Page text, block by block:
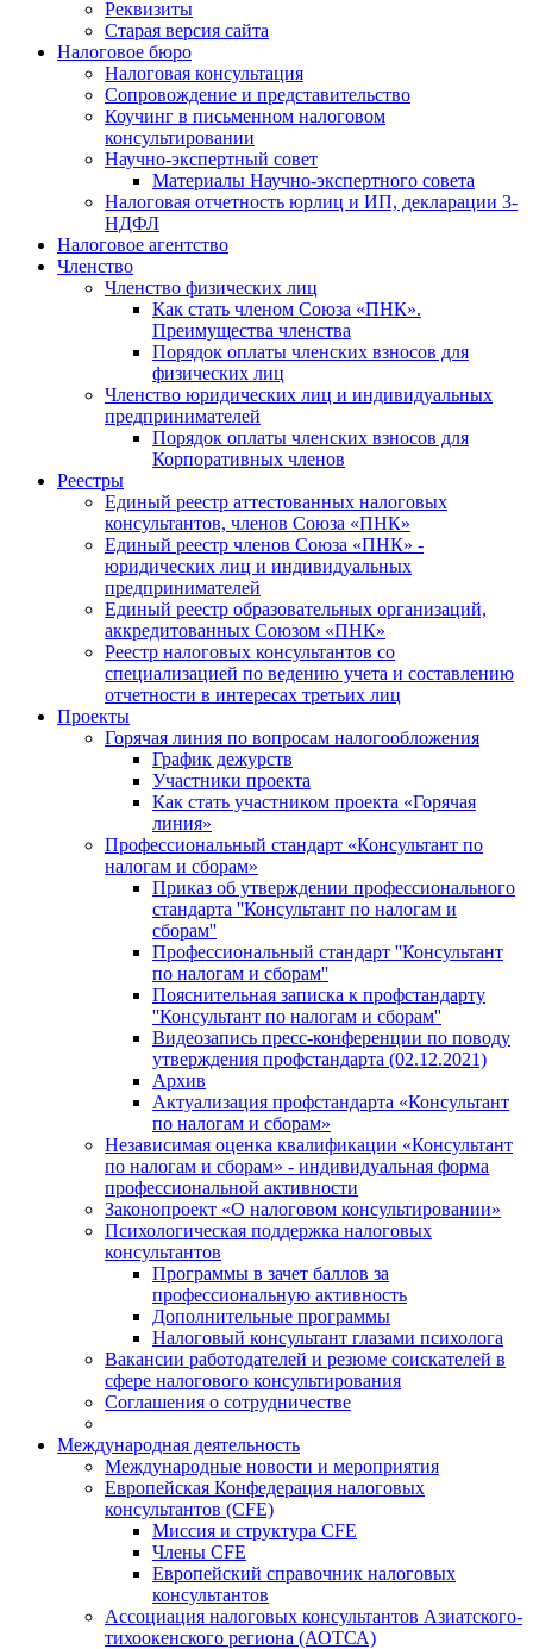
Реквизиты
Старая версия сайта
Налоговое бюро
Налоговая консультация
Cопровождение и представительство
Коучинг в письменном налоговом
консультировании
Научно-экспертный совет
Материалы Научно-экспертного совета
Налоговая отчетность юрлиц и ИП, декларации 3-
НДФЛ
Налоговое агентство
Членство
Членство физических лиц
Как стать членом Союза «ПНК».
Преимущества членства
Порядок оплаты членских взносов для
физических лиц
Членство юридических лиц и индивидуальных
предпринимателей
Порядок оплаты членских взносов для
Корпоративных членов
Реестры
Единый реестр аттестованных налоговых
консультантов, членов Союза «ПНК»
Единый реестр членов Союза «ПНК» -
юридических лиц и индивидуальных
предпринимателей
Единый реестр образовательных организаций,
аккредитованных Союзом «ПНК»
Реестр налоговых консультантов со
специализацией по ведению учета и составлению
отчетности в интересах третьих лиц
Проекты
Горячая линия по вопросам налогообложения
График дежурств
Участники проекта
Как стать участником проекта «Горячая
линия»
Профессиональный стандарт «Консультант по
налогам и сборам»
Приказ об утверждении профессионального
стандарта ''Консультант по налогам и
сборам''
Профессиональный стандарт ''Консультант
по налогам и сборам''
Пояснительная записка к профстандарту
''Консультант по налогам и сборам''
Видеозапись пресс-конференции по поводу
утверждения профстандарта (02.12.2021)
Архив
Актуализация профстандарта «Консультант
по налогам и сборам»
Независимая оценка квалификации «Консультант
по налогам и сборам» - индивидуальная форма
профессиональной активности
Законопроект «О налоговом консультировании»
Психологическая поддержка налоговых
консультантов
Программы в зачет баллов за
профессиональную активность
Дополнительные программы
Налоговый консультант глазами психолога
Вакансии работодателей и резюме соискателей в
сфере налогового консультирования
Соглашения о сотрудничестве
Международная деятельность
Международные новости и мероприятия
Европейская Конфедерация налоговых
консультантов (CFE)
Миссия и структура CFE
Члены CFE
Европейский справочник налоговых
консультантов
Ассоциация налоговых консультантов Азиатского-
тихоокенского региона (АОТСА)